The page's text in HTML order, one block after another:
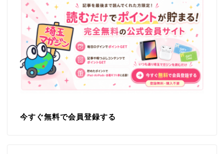
今すぐ無料で会員登録する